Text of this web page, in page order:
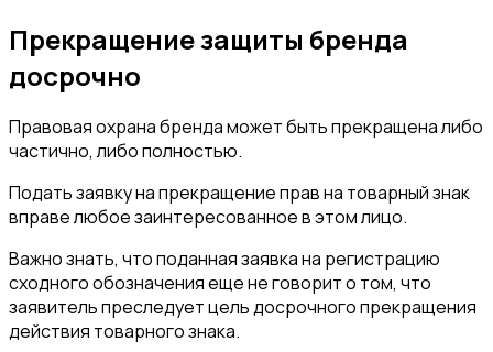
Прекращение защиты бренда
досрочно
Правовая охрана бренда может быть прекращена либо
частично, либо полностью.
Подать заявку на прекращение прав на товарный знак
вправе любое заинтересованное в этом лицо.
Важно знать, что поданная заявка на регистрацию
сходного обозначения еще не говорит о том, что
заявитель преследует цель досрочного прекращения
действия товарного знака.